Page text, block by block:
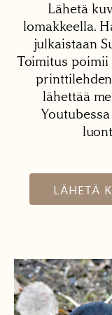
Lähetä
lomakkeella.
julkaistaan
Toimitus poimii
lähettää
LÄHETÄ